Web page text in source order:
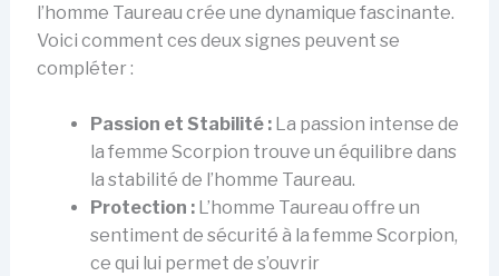
l’homme Taureau crée une dynamique fascinante.
Voici comment ces deux signes peuvent se
compléter :
Passion et Stabilité :La passion intense de
la femme Scorpion trouve un équilibre dans
la stabilité de l’homme Taureau.
Protection :L’homme Taureau offre un
sentiment de sécurité à la femme Scorpion,
ce qui lui permet de s’ouvrir